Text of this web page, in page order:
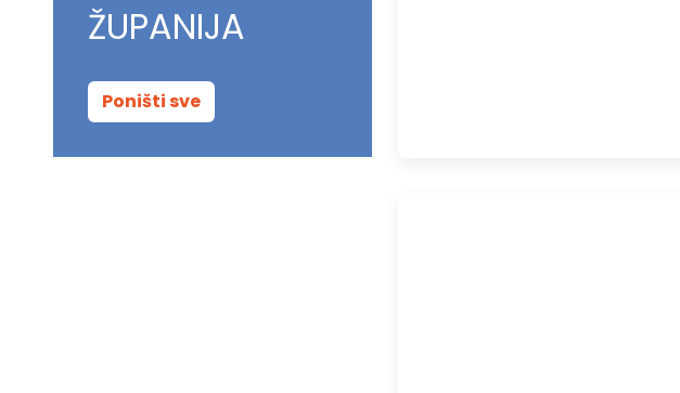
ŽUPANIJA
Poništi sve